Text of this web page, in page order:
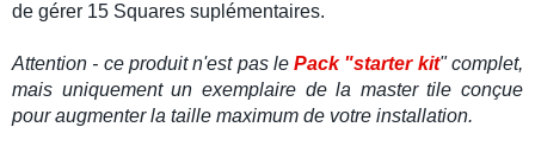
de gérer 15 Squares suplémentaires.
Attention - ce produit n'est pas lePack "starter kit" complet,
mais uniquement un exemplaire de la master tile conçue
pour augmenter la taille maximum de votre installation.